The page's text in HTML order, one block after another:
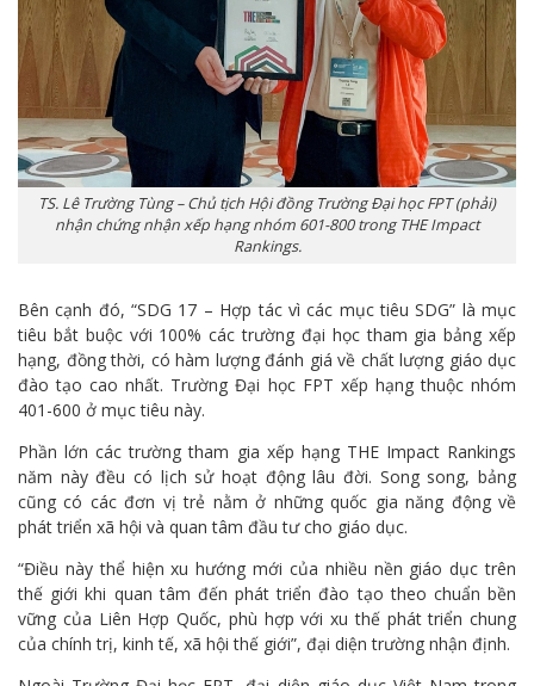
TS. Lê Trường Tùng – Chủ tịch Hội đồng Trường Đại học FPT (phải)
nhận chứng nhận xếp hạng nhóm 601-800 trong THE Impact
Rankings.
Bên cạnh đó, “SDG 17 – Hợp tác vì các mục tiêu SDG” là mục
tiêu bắt buộc với 100% các trường đại học tham gia bảng xếp
hạng, đồng thời, có hàm lượng đánh giá về chất lượng giáo dục
đào tạo cao nhất. Trường Đại học FPT xếp hạng thuộc nhóm
401-600 ở mục tiêu này.
Phần lớn các trường tham gia xếp hạng THE Impact Rankings
năm này đều có lịch sử hoạt động lâu đời. Song song, bảng
cũng có các đơn vị trẻ nằm ở những quốc gia năng động về
phát triển xã hội và quan tâm đầu tư cho giáo dục.
“Điều này thể hiện xu hướng mới của nhiều nền giáo dục trên
thế giới khi quan tâm đến phát triển đào tạo theo chuẩn bền
vững của Liên Hợp Quốc, phù hợp với xu thế phát triển chung
của chính trị, kinh tế, xã hội thế giới”, đại diện trường nhận định.